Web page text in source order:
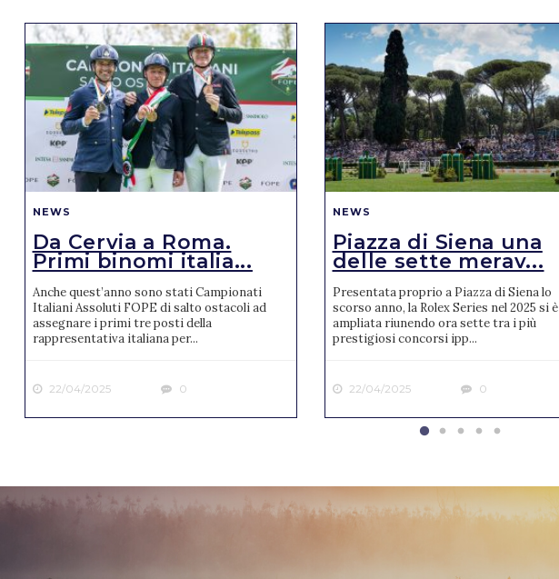
NEWS
Da Cervia a Roma.
Primi binomi italia...
Anche quest’anno sono stati Campionati
Italiani Assoluti FOPE di salto ostacoli ad
assegnare i primi tre posti della
rappresentativa italiana per...
22/04/2025 0
NEWS
Piazza di Siena una
delle sette merav...
Presentata proprio a Piazza di Siena lo
scorso anno, la Rolex Series nel 2025 si è
ampliata riunendo ora sette tra i più
prestigiosi concorsi ipp...
22/04/2025 0